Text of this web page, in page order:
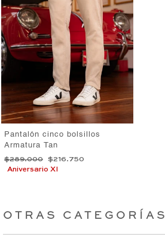
Pantalón cinco bolsillos
Armatura Tan
Precio
habitual
$289.000
Precio
de
$216.750
Aniversario XI
OTRAS CATEGORÍAS